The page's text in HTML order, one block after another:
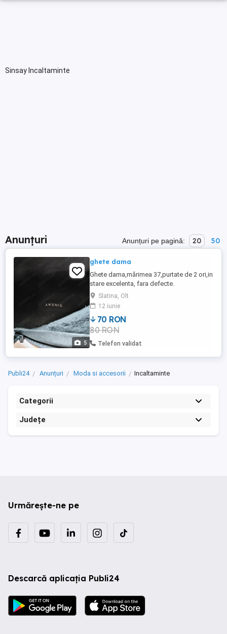
Sinsay Incaltaminte
Anunțuri Anunțuri pe pagină: 20 50
5
ghete dama
Ghete dama,mărimea 37,purtate de 2 ori,in
stare excelenta, fara defecte.
Slatina, Olt
12 iunie
70 RON
80 RON
Telefon validat
Publi24 Anunțuri Moda si accesorii Incaltaminte
Categorii
Județe
Urmărește-ne pe
Descarcă aplicația Publi24